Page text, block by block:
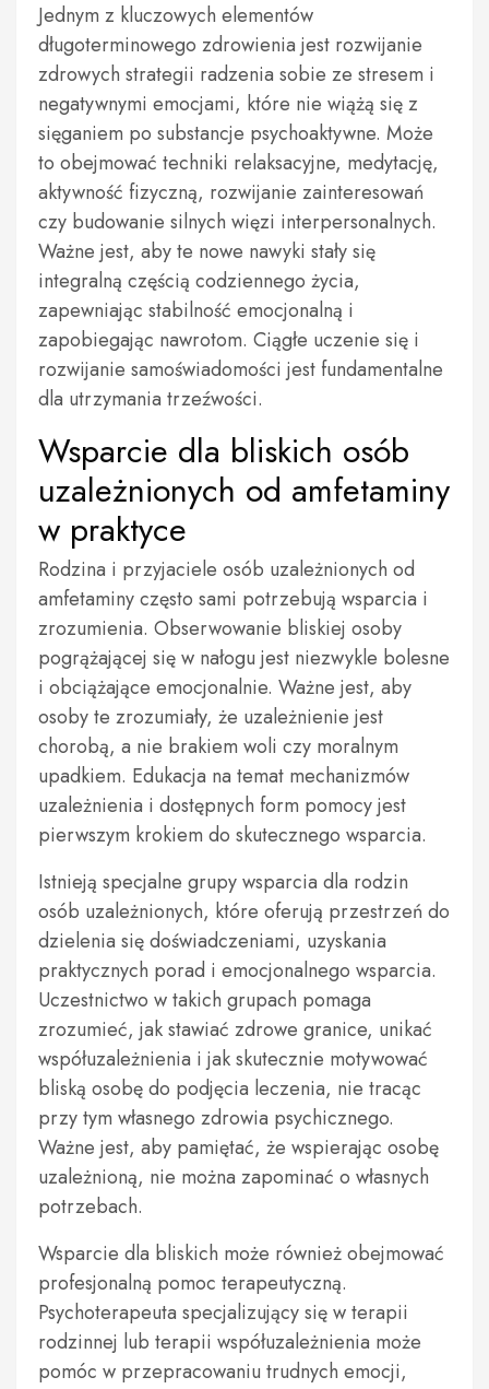
Jednym z kluczowych elementów
długoterminowego zdrowienia jest rozwijanie
zdrowych strategii radzenia sobie ze stresem i
negatywnymi emocjami, które nie wiążą się z
sięganiem po substancje psychoaktywne. Może
to obejmować techniki relaksacyjne, medytację,
aktywność fizyczną, rozwijanie zainteresowań
czy budowanie silnych więzi interpersonalnych.
Ważne jest, aby te nowe nawyki stały się
integralną częścią codziennego życia,
zapewniając stabilność emocjonalną i
zapobiegając nawrotom. Ciągłe uczenie się i
rozwijanie samoświadomości jest fundamentalne
dla utrzymania trzeźwości.
Wsparcie dla bliskich osób
uzależnionych od amfetaminy
w praktyce
Rodzina i przyjaciele osób uzależnionych od
amfetaminy często sami potrzebują wsparcia i
zrozumienia. Obserwowanie bliskiej osoby
pogrążającej się w nałogu jest niezwykle bolesne
i obciążające emocjonalnie. Ważne jest, aby
osoby te zrozumiały, że uzależnienie jest
chorobą, a nie brakiem woli czy moralnym
upadkiem. Edukacja na temat mechanizmów
uzależnienia i dostępnych form pomocy jest
pierwszym krokiem do skutecznego wsparcia.
Istnieją specjalne grupy wsparcia dla rodzin
osób uzależnionych, które oferują przestrzeń do
dzielenia się doświadczeniami, uzyskania
praktycznych porad i emocjonalnego wsparcia.
Uczestnictwo w takich grupach pomaga
zrozumieć, jak stawiać zdrowe granice, unikać
współuzależnienia i jak skutecznie motywować
bliską osobę do podjęcia leczenia, nie tracąc
przy tym własnego zdrowia psychicznego.
Ważne jest, aby pamiętać, że wspierając osobę
uzależnioną, nie można zapominać o własnych
potrzebach.
Wsparcie dla bliskich może również obejmować
profesjonalną pomoc terapeutyczną.
Psychoterapeuta specjalizujący się w terapii
rodzinnej lub terapii współuzależnienia może
pomóc w przepracowaniu trudnych emocji,